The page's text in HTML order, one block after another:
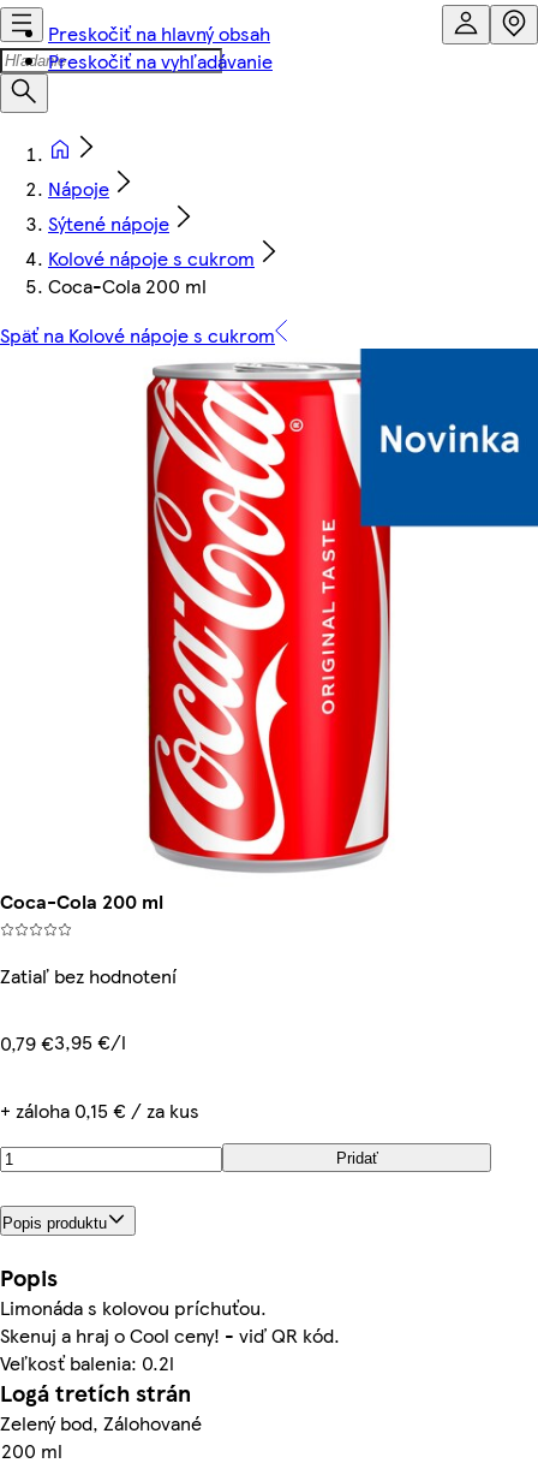
Preskočiť na hlavný obsah
Preskočiť na vyhľadávanie
Nápoje
Sýtené nápoje
Kolové nápoje s cukrom
Coca-Cola 200 ml
Späť na Kolové nápoje s cukrom
Coca-Cola 200 ml
Zatiaľ bez hodnotení
0,79 €3,95 €/l
+ záloha 0,15 € / za kus
Pridať
Popis produktu
Popis
Limonáda s kolovou príchuťou.
Skenuj a hraj o Cool ceny! - viď QR kód.
Veľkosť balenia: 0.2l
Logá tretích strán
Zelený bod, Zálohované
200 ml